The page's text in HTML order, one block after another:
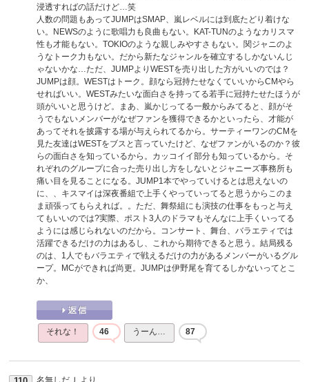
浸透すればの話だけど…笑
人数の問題もあってJUMPはSMAP、嵐レベルには到底たどり着けな
い。NEWSのように歌唱力も良曲もない。KAT-TUNのようなカリスマ
性も才能もない。TOKIOのような親しみやすさもない。関ジャニのよ
うなトーク力もない。だから新たなジャンルを確立するしかないんじ
ゃないかな…ただ、JUMPよりWESTを売り出した方がいいのでは？
JUMPは顔。WESTはトーク。顔なら冠持たせなくていいからCMやら
せればいい。WESTみたいな面白さを持ってる若手に冠持たせたほうが
頭がいいと思うけど。まあ、嵐かじってる一般からみてると、顔がそ
うでもないメンバーがなぜファンを獲得できるかといったら、才能が
あってそれを披露する場が与えられてるから。サーティーワンのCMを
見た友達はWESTをブスと言っていたけど、なぜファンがいるのか？彼
らの面白さを知っているから。カッコイイ部分も知っているから。そ
れぞれのグループに合った売り出し方をしないとジャニーズ事務所も
痛い目を見ることになる。JUMP1本でやっていけるとは思えないの
に、、キスマイは深夜番組で上手くやっていってると思うからこのま
ま頑張ってもらえれば。。ただ、舞祭組にも演技の仕事をもっと与え
てもいいのでは?実際、ポスト3人のドラマもそんなに上手くいってる
ようには感じられないのだから。コンサート、舞台、バラエティでは
活躍できるだけの力はあるし、これから期待できると思う。結局残る
のは、1人でもバラエティで戦えるだけの力があるメンバーがいるグル
ープ。MCができれば尚更。JUMPは伊野尾を育てるしかないってとこ
か、
それな！ 46 うーん… 87
名無しだＪ より